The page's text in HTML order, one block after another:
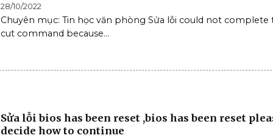
28/10/2022
Chuyên mục: Tin học văn phòng Sửa lỗi could not complete
cut command because...
Sửa lỗi bios has been reset ,bios has been reset
decide how to continue